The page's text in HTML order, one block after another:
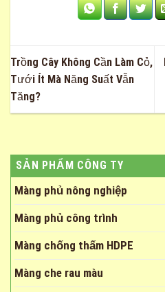
Trồng Cây Không Cần Làm Cỏ,
Tưới Ít Mà Năng Suất Vẫn
Tăng?
SẢN PHẨM CÔNG TY
Màng phủ nông nghiệp
Màng phủ công trình
Màng chống thấm HDPE
Màng che rau màu